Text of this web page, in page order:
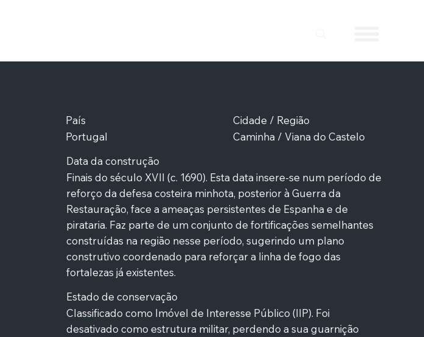
País
Portugal
Cidade / Região
Caminha / Viana do Castelo
Data da construção
Finais do século XVII (c. 1690). Esta data insere-se num período de
reforço da defesa costeira minhota, posterior à Guerra da
Restauração, face a ameaças persistentes de Espanha e de
pirataria. Faz parte de um conjunto de fortificações semelhantes
construídas na região nesse período, sugerindo um plano
construtivo coordenado para reforçar a linha de fogo das
fortalezas já existentes.
Estado de conservação
Classificado como Imóvel de Interesse Público (IIP). Foi
desativado como estrutura militar, perdendo a sua guarnição